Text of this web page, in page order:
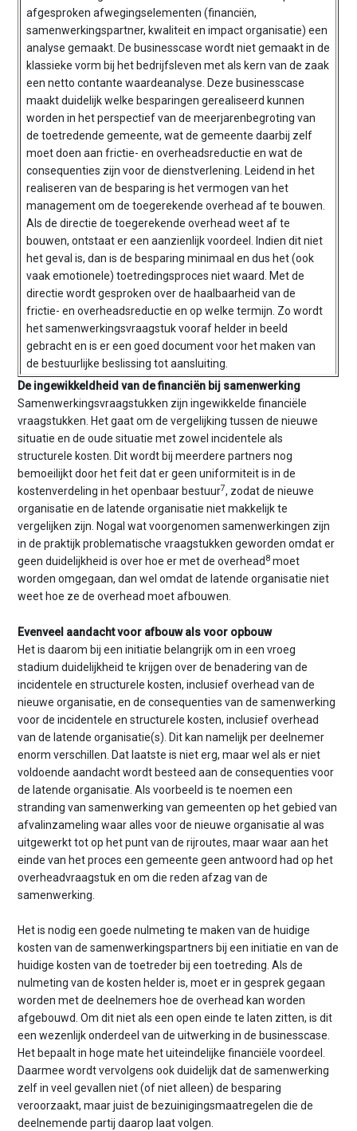
afgesproken afwegingselementen (financiën,
samenwerkingspartner, kwaliteit en impact organisatie) een
analyse gemaakt. De businesscase wordt niet gemaakt in de
klassieke vorm bij het bedrijfsleven met als kern van de zaak
een netto contante waardeanalyse. Deze businesscase
maakt duidelijk welke besparingen gerealiseerd kunnen
worden in het perspectief van de meerjarenbegroting van
de toetredende gemeente, wat de gemeente daarbij zelf
moet doen aan frictie- en overheadsreductie en wat de
consequenties zijn voor de dienstverlening. Leidend in het
realiseren van de besparing is het vermogen van het
management om de toegerekende overhead af te bouwen.
Als de directie de toegerekende overhead weet af te
bouwen, ontstaat er een aanzienlijk voordeel. Indien dit niet
het geval is, dan is de besparing minimaal en dus het (ook
vaak emotionele) toetredingsproces niet waard. Met de
directie wordt gesproken over de haalbaarheid van de
frictie- en overheadsreductie en op welke termijn. Zo wordt
het samenwerkingsvraagstuk vooraf helder in beeld
gebracht en is er een goed document voor het maken van
de bestuurlijke beslissing tot aansluiting.
De ingewikkeldheid van de financiën bij samenwerking
Samenwerkingsvraagstukken zijn ingewikkelde financiële
vraagstukken. Het gaat om de vergelijking tussen de nieuwe
situatie en de oude situatie met zowel incidentele als
structurele kosten. Dit wordt bij meerdere partners nog
bemoeilijkt door het feit dat er geen uniformiteit is in de
kostenverdeling in het openbaar bestuur7, zodat de nieuwe
organisatie en de latende organisatie niet makkelijk te
vergelijken zijn. Nogal wat voorgenomen samenwerkingen zijn
in de praktijk problematische vraagstukken geworden omdat er
geen duidelijkheid is over hoe er met de overhead 8 moet
worden omgegaan, dan wel omdat de latende organisatie niet
weet hoe ze de overhead moet afbouwen.
Evenveel aandacht voor afbouw als voor opbouw
Het is daarom bij een initiatie belangrijk om in een vroeg
stadium duidelijkheid te krijgen over de benadering van de
incidentele en structurele kosten, inclusief overhead van de
nieuwe organisatie, en de consequenties van de samenwerking
voor de incidentele en structurele kosten, inclusief overhead
van de latende organisatie(s). Dit kan namelijk per deelnemer
enorm verschillen. Dat laatste is niet erg, maar wel als er niet
voldoende aandacht wordt besteed aan de consequenties voor
de latende organisatie. Als voorbeeld is te noemen een
stranding van samenwerking van gemeenten op het gebied van
afvalinzameling waar alles voor de nieuwe organisatie al was
uitgewerkt tot op het punt van de rijroutes, maar waar aan het
einde van het proces een gemeente geen antwoord had op het
overheadvraagstuk en om die reden afzag van de
samenwerking.
Het is nodig een goede nulmeting te maken van de huidige
kosten van de samenwerkingspartners bij een initiatie en van de
huidige kosten van de toetreder bij een toetreding. Als de
nulmeting van de kosten helder is, moet er in gesprek gegaan
worden met de deelnemers hoe de overhead kan worden
afgebouwd. Om dit niet als een open einde te laten zitten, is dit
een wezenlijk onderdeel van de uitwerking in de businesscase.
Het bepaalt in hoge mate het uiteindelijke financiële voordeel.
Daarmee wordt vervolgens ook duidelijk dat de samenwerking
zelf in veel gevallen niet (of niet alleen) de besparing
veroorzaakt, maar juist de bezuinigingsmaatregelen die de
deelnemende partij daarop laat volgen.